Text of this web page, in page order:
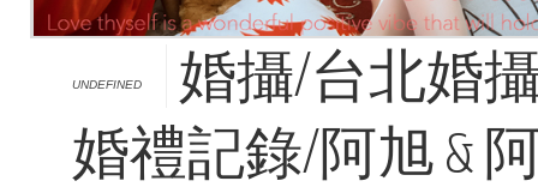
UNDEFINED
婚攝/台北婚
婚禮記錄/阿旭 &